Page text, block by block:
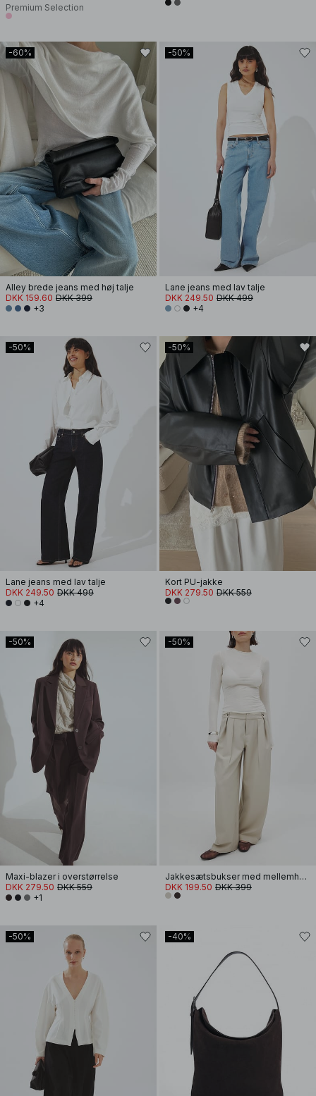
Premium Selection
-60%
Alley brede jeans med høj talje
DKK 159.60 DKK 399
+3
-50%
Lane jeans med lav talje
DKK 249.50 DKK 499
+4
-50%
Lane jeans med lav talje
DKK 249.50 DKK 499
+4
-50%
Kort PU-jakke
DKK 279.50 DKK 559
-50%
Maxi-blazer i overstørrelse
DKK 279.50 DKK 559
+1
-50%
Jakkesætsbukser med mellemhøj talje
DKK 199.50 DKK 399
-50% -40%